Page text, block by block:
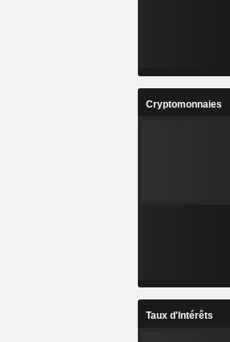
Cryptomonnaies
Taux d'Intérêts